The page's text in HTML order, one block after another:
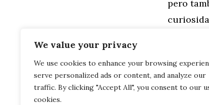
We value your privacy
We use cookies to enhance your browsing
serve personalized ads or content, and analyze our
traffic. By clicking "Accept All", you consent to our
cookies.
pero
tu
Batería
Hay